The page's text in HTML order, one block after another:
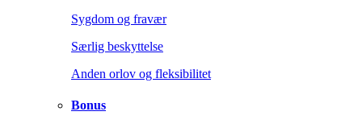
Sygdom og fravær
Særlig beskyttelse
Anden orlov og fleksibilitet
Bonus